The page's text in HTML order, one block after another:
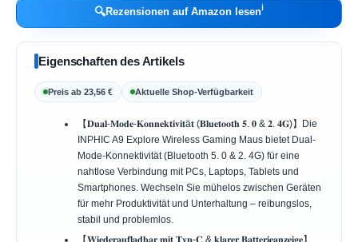
🔍Rezensionen auf Amazon lesenℹ︎
Eigenschaften des Artikels
Preis ab 23,56 € Aktuelle Shop-Verfügbarkeit
【𝐃𝐮𝐚𝐥-𝐌𝐨𝐝𝐞-𝐊𝐨𝐧𝐧𝐞𝐤𝐭𝐢𝐯𝐢𝐭ä𝐭 (𝐁𝐥𝐮𝐞𝐭𝐨𝐨𝐭𝐡 𝟓. 𝟎 & 𝟐. 𝟒𝐆)】Die
INPHIC A9 Explore Wireless Gaming Maus bietet Dual-
Mode-Konnektivität (Bluetooth 5. 0 & 2. 4G) für eine
nahtlose Verbindung mit PCs, Laptops, Tablets und
Smartphones. Wechseln Sie mühelos zwischen Geräten
für mehr Produktivität und Unterhaltung – reibungslos,
stabil und problemlos.